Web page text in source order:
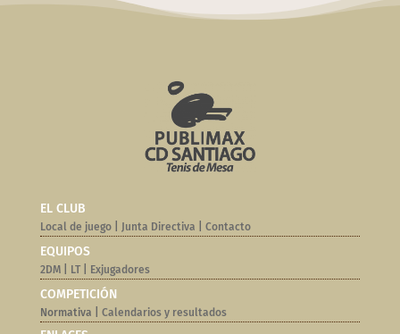
EL CLUB
Local de juego| Junta Directiva Contacto
EQUIPOS
2DM| LT| Exjugadores
COMPETICIÓN
Normativa | Calendarios y resultados